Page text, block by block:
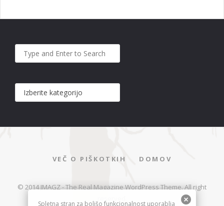
VEČ O PIŠKOTKIH DOMOV
© 2014 JMAGZ - The Real Magazine WordPress Theme. All right
Spletna stran za boljšo funkcionalnost uporablja